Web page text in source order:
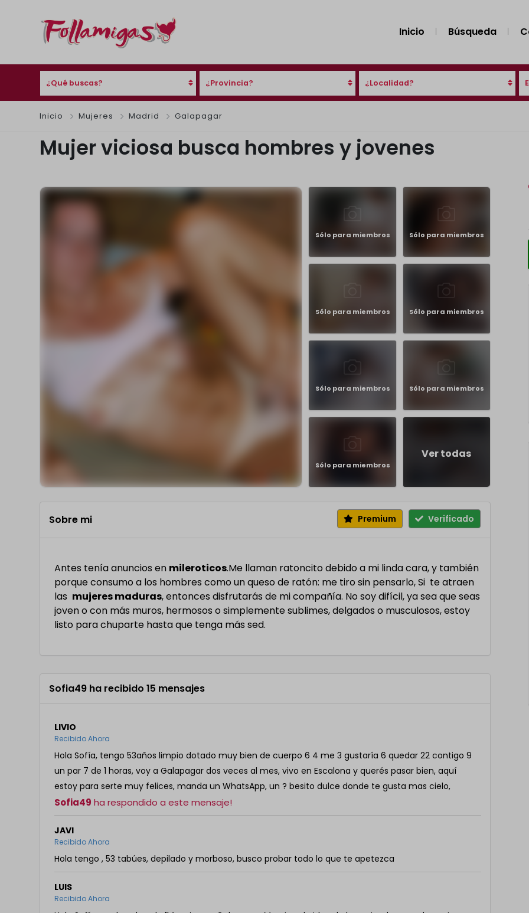
Inicio Búsqueda
¿Qué buscas? ¿Provincia? ¿Localidad?
Inicio Mujeres Madrid Galapagar
Mujer viciosa busca hombres y jovenes
Sólo para miembros Sólo para miembros
Sólo para miembros Sólo para miembros
Sólo para miembros Sólo para miembros
Sólo para miembros
Ver todas
Sobre mi Premium Verificado
Antes tenía anuncios en mileroticos.Me llaman ratoncito debido a mi linda cara, y también
porque consumo a los hombres como un queso de ratón: me tiro sin pensarlo, Si te atraen
las mujeres maduras, entonces disfrutarás de mi compañía. No soy difícil, ya sea que seas
joven o con más muros, hermosos o simplemente sublimes, delgados o musculosos, estoy
listo para chuparte hasta que tenga más sed.
Sofia49 ha recibido 15 mensajes
LIVIO
Recibido Ahora
Hola Sofía, tengo 53años limpio dotado muy bien de cuerpo 6 4 me 3 gustaría 6 quedar 22 contigo 9
un par 7 de 1 horas, voy a Galapagar dos veces al mes, vivo en Escalona y querés pasar bien, aquí
estoy para serte muy felices, manda un WhatsApp, un ? besito dulce donde te gusta mas cielo,
Sofia49 ha respondido a este mensaje!
JAVI
Recibido Ahora
Hola tengo , 53 tabúes, depilado y morboso, busco probar todo lo que te apetezca
LUIS
Recibido Ahora